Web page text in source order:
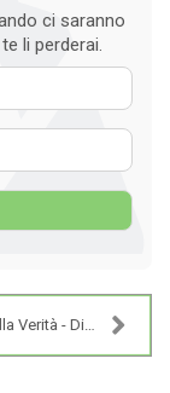
ci saranno
li perderai.
- Diritto alla Morte